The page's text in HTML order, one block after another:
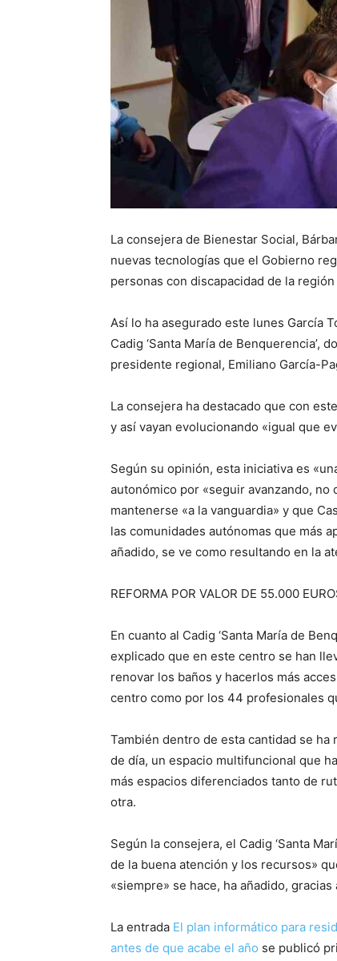
La consejera de Bienestar Social,
nuevas tecnologías que el Gobierno
personas con discapacidad de la
Así lo ha asegurado este lunes García
Cadig ‘Santa María de Benquerencia’,
presidente regional, Emiliano García-
La consejera ha destacado que con
y así vayan evolucionando «igual que
Según su opinión, esta iniciativa es
autonómico por «seguir avanzando,
mantenerse «a la vanguardia» y que
las comunidades autónomas que más
añadido, se ve como resultando en la
REFORMA POR VALOR DE 55.000
En cuanto al Cadig ‘Santa María de
explicado que en este centro se han
renovar los baños y hacerlos más
centro como por los 44 profesionales
También dentro de esta cantidad se
de día, un espacio multifuncional que
más espacios diferenciados tanto de
otra.
Según la consejera, el Cadig ‘Santa
de la buena atención y los recursos»
«siempre» se hace, ha añadido,
La entrada El plan informático para
antes de que acabe el año se publicó